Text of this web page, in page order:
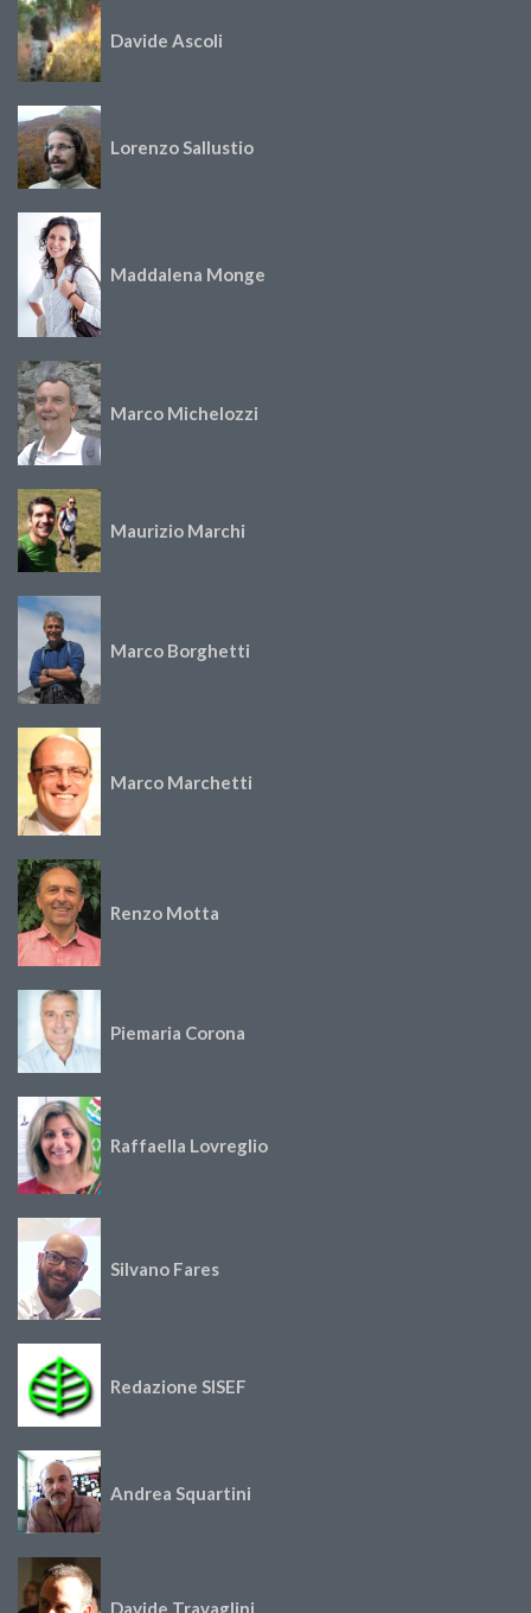
Davide Ascoli
Lorenzo Sallustio
Maddalena Monge
Marco Michelozzi
Maurizio Marchi
Marco Borghetti
Marco Marchetti
Renzo Motta
Piemaria Corona
Raffaella Lovreglio
Silvano Fares
Redazione SISEF
Andrea Squartini
Davide Travaglini